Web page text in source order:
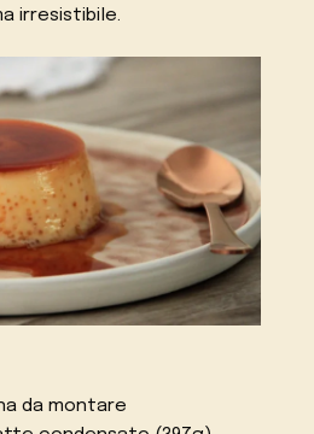
irresistibile.
da montare